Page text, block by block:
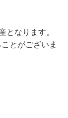
なります。
とがございま